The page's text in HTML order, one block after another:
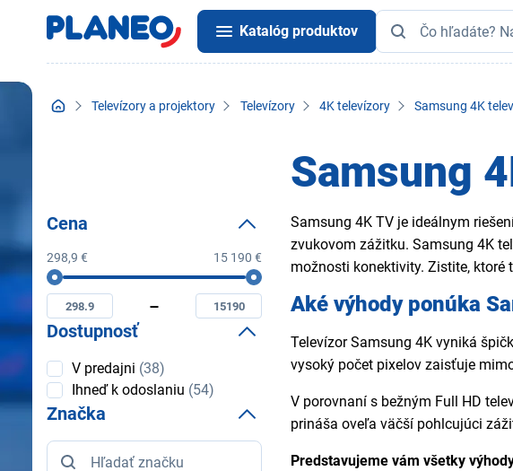
Katalóg produktov
Televízory a projektory Televízory 4K televízory Samsung 4K
Samsung
Samsung 4K TV je ideálnym
zvukovom zážitku. Samsung 4K
možnosti konektivity. Zistite, ktoré
Aké výhody ponúka
Televízor Samsung 4K vyniká
vysoký počet pixelov zaisťuje
V porovnaní s bežným Full HD
prináša oveľa väčší pohlcujúci
Predstavujeme vám všetky
Cena
298,9 € 15 190 €
Cena
Minimální
cena
Maximální
cena
Dostupnosť
Dostupnosť
V predajni (38)
Ihneď k odoslaniu (54)
Značka
Značka